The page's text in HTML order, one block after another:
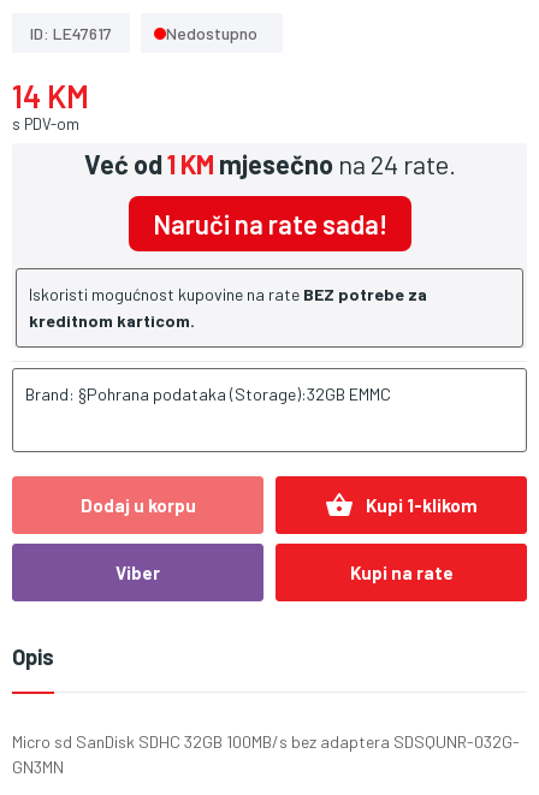
ID: LE47617 Nedostupno
14 KM
s PDV-om
Već od1 KM mjesečno na 24 rate.
Naruči na rate sada!
Iskoristi mogućnost kupovine na rate BEZ potrebe za
kreditnom karticom.
Brand: §Pohrana podataka (Storage):32GB EMMC
Dodaj u korpu shopping_basket Kupi 1-klikom
Viber Kupi na rate
Opis
Micro sd SanDisk SDHC 32GB 100MB/s bez adaptera SDSQUNR-032G-
GN3MN